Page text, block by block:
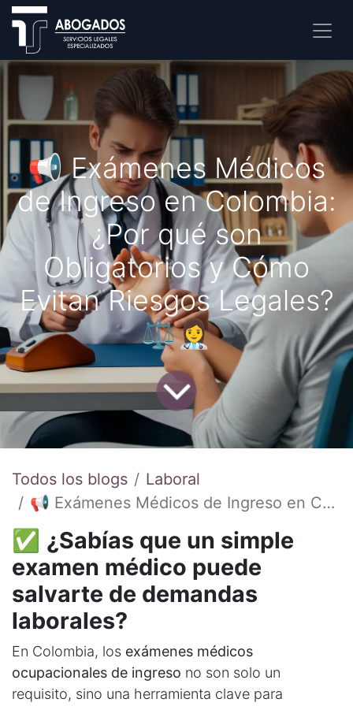
📢 Exámenes Médicos
de Ingreso en Colombia:
¿Por qué son
Obligatorios y Cómo
Evitan Riesgos Legales?
⚖️👩‍⚕️
Todos los blogs
Laboral
📢 Exámenes Médicos de Ingreso en Colombia: ¿Por qué son Obligatorios y Cómo Evitan Riesgos Legales? ⚖️👩‍⚕️
✅ ¿Sabías que un simple
examen médico puede
salvarte de demandas
laborales?
En Colombia, los exámenes médicos
ocupacionales de ingreso no son solo un
requisito, sino una herramienta clave para